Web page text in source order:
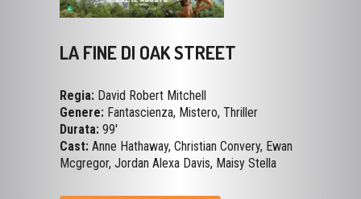
LA FINE DI OAK STREET
Regia:David Robert Mitchell
Durata:99'
Cast:Anne Hathaway, Christian Convery, Ewan
Mcgregor, Jordan Alexa Davis, Maisy Stella
VISUALIZZA LA SCHEDA